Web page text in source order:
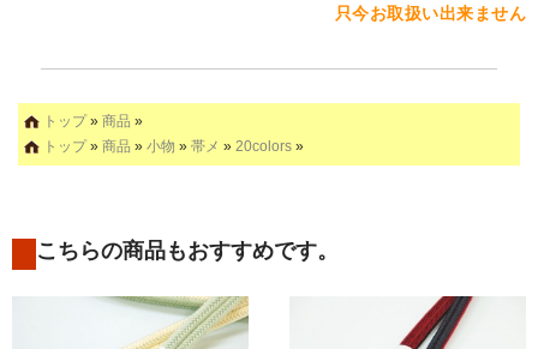
只今お取扱い出来ません
トップ» 商品 »
トップ» 商品 » 小物 » 帯メ » 20colors »
こちらの商品もおすすめです。